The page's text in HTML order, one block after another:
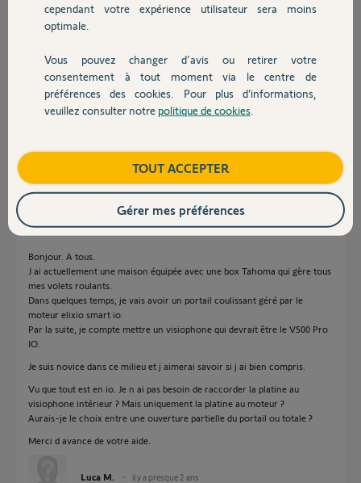
Devis avec un pro
Contact
Réponses
bonjour,
70m c'est loin pour un portail et la portée de la tahoma.
Il faudra probablement une antenne externe sur le portail comme celle
André N. il y a plus de 2 ans
Bonjour. A tous.
J ai actuellement une maison équipée avec une box Tahoma qui gère tous
mes volets roulants.
Dans quelques temps, je vais avoir un portail coulissant géré par le
moteur elixio smart io.
Par la suite, je compte mettre un visiophone qui devrait être le V500 Pro
IO.
Je suis novice dans ce milieu et j aimerai savoir si j ai bien compris.
Vu que tout est en io. Je n ai pas besoin de raccorder la platine au
visiophone intérieur ? Mais uniquement la platine au moteur ?
Aurais-je le choix entre une ouverture partielle du portail ou totale ?
Merci d avance de votre aide.
Luca M. il y a presque 2 ans
cependant votre expérience utilisateur sera moins
optimale.
Vous pouvez changer d'avis ou retirer votre
consentement à tout moment via le centre de
préférences des cookies. Pour plus d’informations,
veuillez consulter notre politique de cookies
TOUT ACCEPTER
Gérer mes préférences